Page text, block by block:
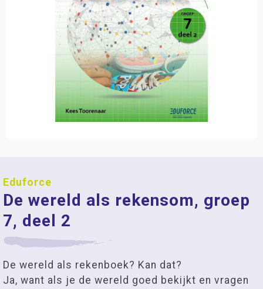
Eduforce
De wereld als rekensom, groep
7, deel 2
De wereld als rekenboek? Kan dat?
Ja, want als je de wereld goed bekijkt en vragen